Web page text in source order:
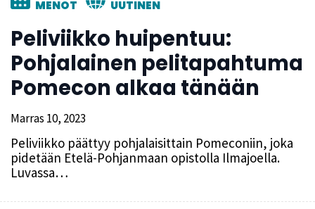
MENOT UUTINEN
Peliviikko huipentuu:
Pohjalainen pelitapahtuma
Pomecon alkaa tänään
Marras 10, 2023
Peliviikko päättyy pohjalaisittain Pomeconiin, joka
pidetään Etelä-Pohjanmaan opistolla Ilmajoella.
Luvassa…